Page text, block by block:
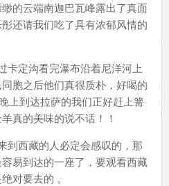
的云端南迦巴瓦峰露出了真面
还请我们吃了具有浓郁风情的
卡定沟看完瀑布沿着尼洋河上
胞之后他们真很质朴，好喝的
上到达拉萨的我们正好赶上篝
真的美味的说不话！！
到西藏的人必定会感叹的，那
易到达的一座了，要观看西藏
对要去的 。